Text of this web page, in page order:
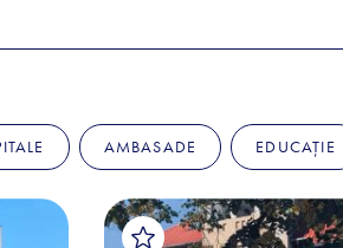
AMBASADE EDUCAȚIE